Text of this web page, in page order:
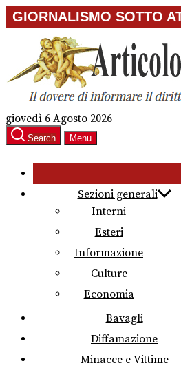
Skip
to
content
GIORNALISMO SOTTO
giovedì 6 Agosto 2026
Search Menu
Sezioni generali
Interni
Esteri
Informazione
Culture
Economia
Bavagli
Diffamazione
Minacce e Vittime